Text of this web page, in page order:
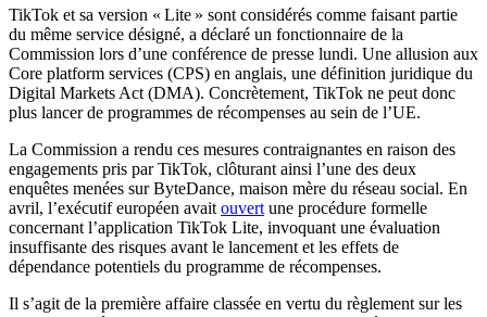
TikTok et sa version « Lite » sont considérés comme faisant partie
du même service désigné, a déclaré un fonctionnaire de la
Commission lors d’une conférence de presse lundi. Une allusion aux
Core platform services (CPS) en anglais, une définition juridique du
Digital Markets Act (DMA). Concrètement, TikTok ne peut donc
plus lancer de programmes de récompenses au sein de l’UE.
La Commission a rendu ces mesures contraignantes en raison des
engagements pris par TikTok, clôturant ainsi l’une des deux
enquêtes menées sur ByteDance, maison mère du réseau social. En
avril, l’exécutif européen avait ouvert une procédure formelle
concernant l’application TikTok Lite, invoquant une évaluation
insuffisante des risques avant le lancement et les effets de
dépendance potentiels du programme de récompenses.
Il s’agit de la première affaire classée en vertu du règlement sur les